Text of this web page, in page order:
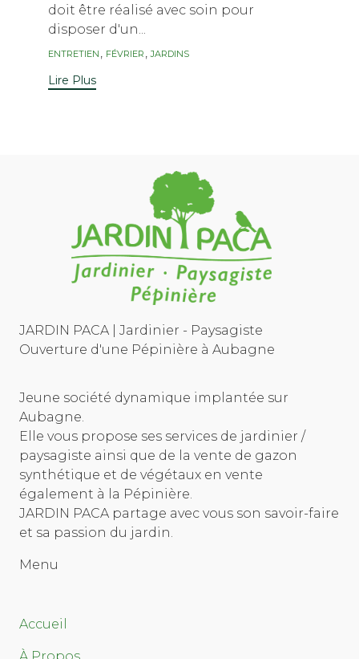
doit être réalisé avec soin pour
disposer d'un...
Tags
ENTRETIEN , FÉVRIER ,JARDINS
Lire Plus
JARDIN PACA | Jardinier - Paysagiste
Ouverture d'une Pépinière à Aubagne
Jeune société dynamique implantée sur
Aubagne.
Elle vous propose ses services de jardinier /
paysagiste ainsi que de la vente de gazon
synthétique et de végétaux en vente
également à la Pépinière.
JARDIN PACA partage avec vous son savoir-faire
et sa passion du jardin.
Menu
Accueil